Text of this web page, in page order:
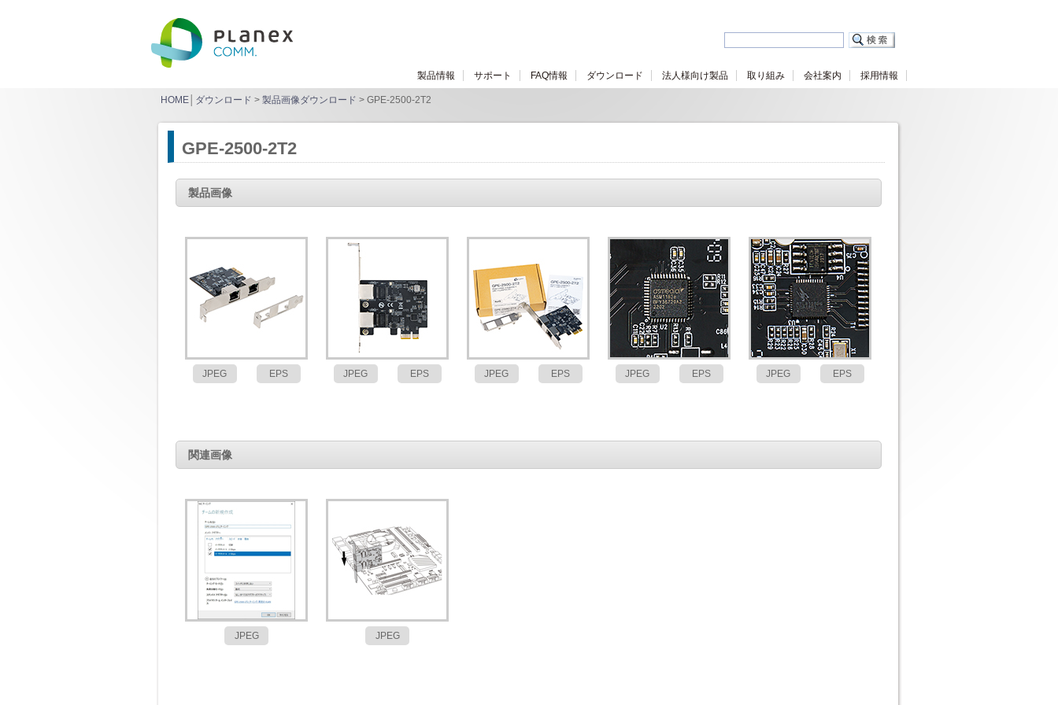
製品情報 サポート FAQ情報 ダウンロード 法人様向け製品 取り組み 会社案内 採用情報
HOME ダウンロード > 製品画像ダウンロード > GPE-2500-2T2
GPE-2500-2T2
製品画像
JPEG EPS JPEG EPS JPEG EPS JPEG EPS JPEG EPS
関連画像
JPEG JPEG